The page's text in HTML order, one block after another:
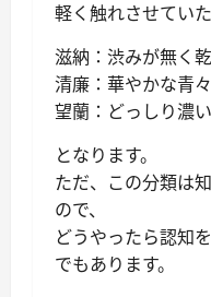
軽く触れさせてい
滋納：渋みが無く
清廉：華やかな青
望蘭：どっしり濃い
となります。
ただ、この分類は
ので、
どうやったら認知を
でもあります。